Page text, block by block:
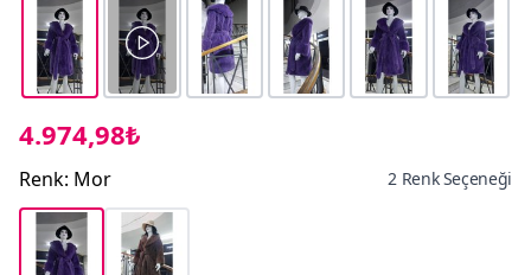
4.974,98₺
Renk: Mor 2 Renk Seçeneği